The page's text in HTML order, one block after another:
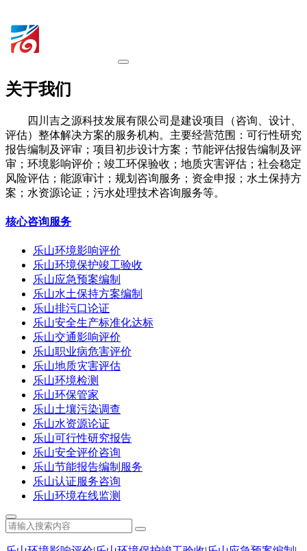
关于我们
四川吉之源科技发展有限公司是建设项目（咨询、设计、
评估）整体解决方案的服务机构。主要经营范围：可行性研究
报告编制及评审；项目初步设计方案；节能评估报告编制及评
审；环境影响评价；竣工环保验收；地质灾害评估；社会稳定
风险评估；能源审计；规划咨询服务；资金申报；水土保持方
案；水资源论证；污水处理技术咨询服务等。
核心咨询服务
乐山环境影响评价
乐山环境保护竣工验收
乐山应急预案编制
乐山水土保持方案编制
乐山排污口论证
乐山安全生产标准化达标
乐山交通影响评价
乐山职业病危害评价
乐山地质灾害评估
乐山环境检测
乐山环保管家
乐山土壤污染调查
乐山水资源论证
乐山可行性研究报告
乐山安全评价咨询
乐山节能报告编制服务
乐山认证服务咨询
乐山环境在线监测